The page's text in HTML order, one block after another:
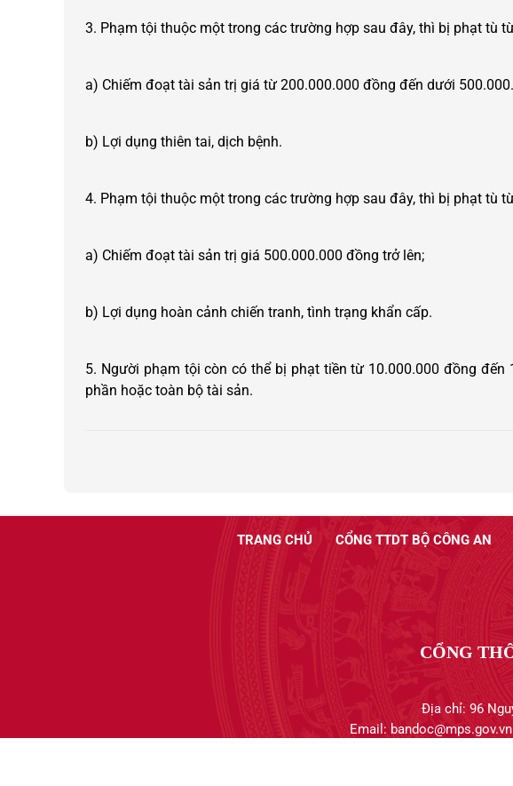
3. Phạm tội thuộc một trong các trường hợp sau đây, thì bị phạt tù
a) Chiếm đoạt tài sản trị giá từ 200.000.000 đồng đến dưới
b) Lợi dụng thiên tai, dịch bệnh.
4. Phạm tội thuộc một trong các trường hợp sau đây, thì bị phạt tù
a) Chiếm đoạt tài sản trị giá 500.000.000 đồng trở lên;
b) Lợi dụng hoàn cảnh chiến tranh, tình trạng khẩn cấp.
5. Người phạm tội còn có thể bị phạt tiền từ 10.000.000 đồng
phần hoặc toàn bộ tài sản.
TRANG CHỦ CỔNG TTDT BỘ CÔNG AN
CỔNG
Địa chỉ: 96
Email: